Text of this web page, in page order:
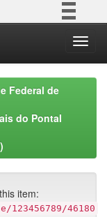
à informação
Federal de
do Pontal
item:
46180